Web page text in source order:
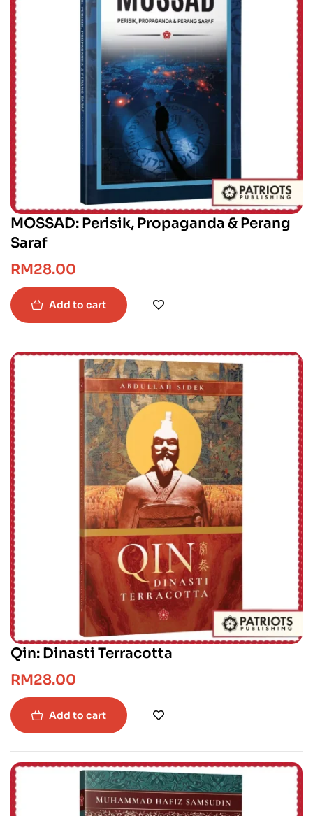
MOSSAD: Perisik, Propaganda & Perang
Saraf
RM28.00
Add to cart
Qin: Dinasti Terracotta
RM28.00
Add to cart